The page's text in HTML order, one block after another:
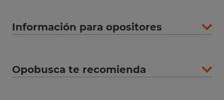
Información para opositores
Opobusca te recomienda